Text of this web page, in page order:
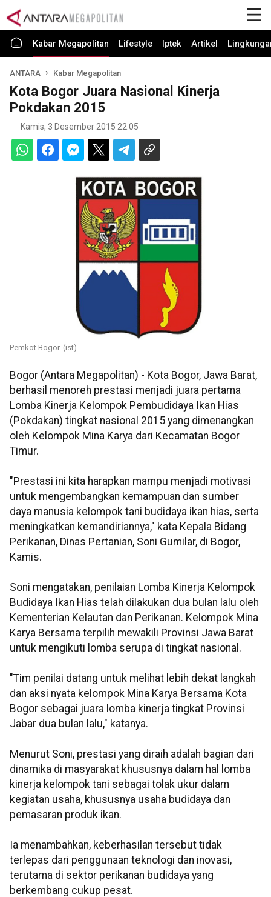
Kabar Megapolitan Lifestyle Iptek Artikel
ANTARA Kabar Megapolitan
Kota Bogor Juara Nasional Kinerja
Pokdakan 2015
Kamis, 3 Desember 2015 22:05
Pemkot Bogor. (ist)
Bogor (Antara Megapolitan) - Kota Bogor, Jawa Barat,
berhasil menoreh prestasi menjadi juara pertama
Lomba Kinerja Kelompok Pembudidaya Ikan Hias
(Pokdakan) tingkat nasional 2015 yang dimenangkan
oleh Kelompok Mina Karya dari Kecamatan Bogor
Timur.
"Prestasi ini kita harapkan mampu menjadi motivasi
untuk mengembangkan kemampuan dan sumber
daya manusia kelompok tani budidaya ikan hias, serta
meningkatkan kemandiriannya," kata Kepala Bidang
Perikanan, Dinas Pertanian, Soni Gumilar, di Bogor,
Kamis.
Soni mengatakan, penilaian Lomba Kinerja Kelompok
Budidaya Ikan Hias telah dilakukan dua bulan lalu oleh
Kementerian Kelautan dan Perikanan. Kelompok Mina
Karya Bersama terpilih mewakili Provinsi Jawa Barat
untuk mengikuti lomba serupa di tingkat nasional.
"Tim penilai datang untuk melihat lebih dekat langkah
dan aksi nyata kelompok Mina Karya Bersama Kota
Bogor sebagai juara lomba kinerja tingkat Provinsi
Jabar dua bulan lalu," katanya.
Menurut Soni, prestasi yang diraih adalah bagian dari
dinamika di masyarakat khususnya dalam hal lomba
kinerja kelompok tani sebagai tolak ukur dalam
kegiatan usaha, khususnya usaha budidaya dan
pemasaran produk ikan.
Ia menambahkan, keberhasilan tersebut tidak
terlepas dari penggunaan teknologi dan inovasi,
terutama di sektor perikanan budidaya yang
berkembang cukup pesat.